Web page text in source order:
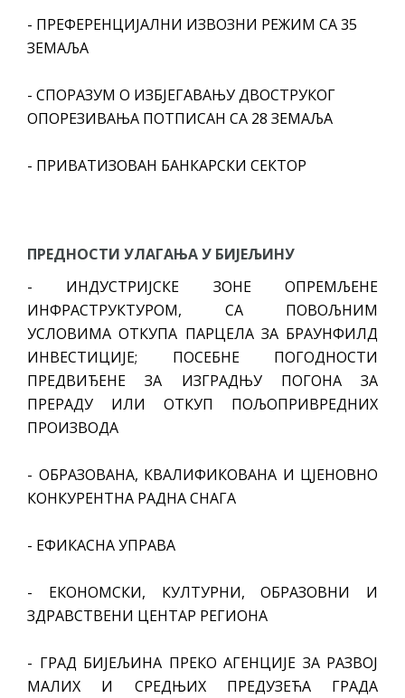
- ПРЕФЕРЕНЦИЈАЛНИ ИЗВОЗНИ РЕЖИМ СА 35
ЗЕМАЉА
- СПОРАЗУМ О ИЗБЈЕГАВАЊУ ДВОСТРУКОГ
ОПОРЕЗИВАЊА ПОТПИСАН СА 28 ЗЕМАЉА
- ПРИВАТИЗОВАН БАНКАРСКИ СЕКТОР
ПРЕДНОСТИ УЛАГАЊА У БИЈЕЉИНУ
- ИНДУСТРИЈСКЕ ЗОНЕ ОПРЕМЉЕНЕ
ИНФРАСТРУКТУРОМ, СА ПОВОЉНИМ
УСЛОВИМА ОТКУПА ПАРЦЕЛА ЗА БРАУНФИЛД
ИНВЕСТИЦИЈЕ; ПОСЕБНЕ ПОГОДНОСТИ
ПРЕДВИЂЕНЕ ЗА ИЗГРАДЊУ ПОГОНА ЗА
ПРЕРАДУ ИЛИ ОТКУП ПОЉОПРИВРЕДНИХ
ПРОИЗВОДА
- ОБРАЗОВАНА, КВАЛИФИКОВАНА И ЦЈЕНОВНО
КОНКУРЕНТНА РАДНА СНАГА
- ЕФИКАСНА УПРАВА
- ЕКОНОМСКИ, КУЛТУРНИ, ОБРАЗОВНИ И
ЗДРАВСТВЕНИ ЦЕНТАР РЕГИОНА
- ГРАД БИЈЕЉИНА ПРЕКО АГЕНЦИЈЕ ЗА РАЗВОЈ
МАЛИХ И СРЕДЊИХ ПРЕДУЗЕЋА ГРАДА